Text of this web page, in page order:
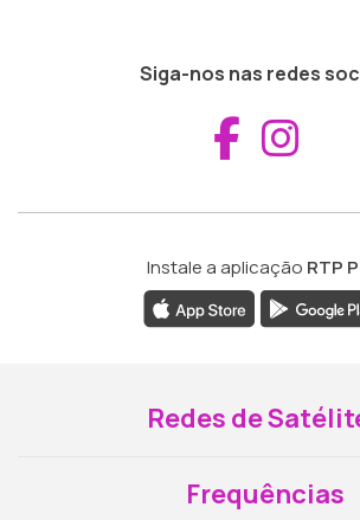
Siga-nos nas redes
Instale a aplicação RTP
Redes de
Frequências